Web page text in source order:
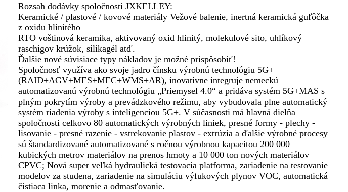
Rozsah dodávky spoločnosti JXKELLEY:
Keramické / plastové / kovové materiály Vežové balenie, inertná keramická guľôčka
z oxidu hlinitého
RTO voštinová keramika, aktivovaný oxid hlinitý, molekulové sito, uhlíkový
raschigov krúžok, silikagél atď.
Ďalšie nové súvisiace typy nákladov je možné prispôsobiť!
Spoločnosť využíva ako svoje jadro čínsku výrobnú technológiu 5G+
(RAID+AGV+MES+MEC+WMS+AR), inovatívne integruje nemeckú
automatizovanú výrobnú technológiu „Priemysel 4.0“ a pridáva systém 5G+MAS s
plným pokrytím výroby a prevádzkového režimu, aby vybudovala plne automatický
systém riadenia výroby s inteligenciou 5G+. V súčasnosti má hlavná dielňa
spoločnosti celkovo 80 automatických výrobných liniek, presné formy - plechy -
lisovanie - presné razenie - vstrekovanie plastov - extrúzia a ďalšie výrobné procesy
sú štandardizované automatizované s ročnou výrobnou kapacitou 200 000
kubických metrov materiálov na prenos hmoty a 10 000 ton nových materiálov
CPVC; Nová super veľká hydraulická testovacia platforma, zariadenie na testovanie
modelov za studena, zariadenie na simuláciu výfukových plynov VOC, automatická
čistiaca linka, morenie a odmasťovanie.